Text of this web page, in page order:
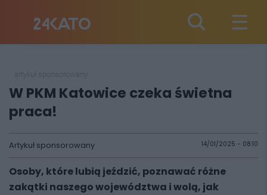
W PKM Katowice czeka świetna
praca!
Artykuł sponsorowany 14/01/2025 - 08:10
Osoby, które lubią jeździć, poznawać różne
zakątki naszego województwa i wolą, jak